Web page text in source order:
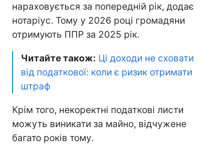
нараховується за попередній рік, додає
нотаріус. Тому у 2026 році громадяни
отримують ППР за 2025 рік.
Читайте також: Ці доходи не сховати
від податкової: коли є ризик отримати
штраф
Крім того, некоректні податкові листи
можуть виникати за майно, відчужене
багато років тому.